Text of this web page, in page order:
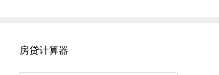
房贷计算器